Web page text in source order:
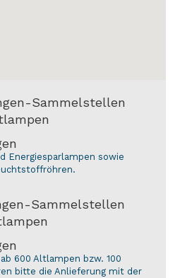
Sammelstellen
Energiesparlampen sowie
Sammelstellen
600 Altlampen bzw. 100
bitte die Anlieferung mit der